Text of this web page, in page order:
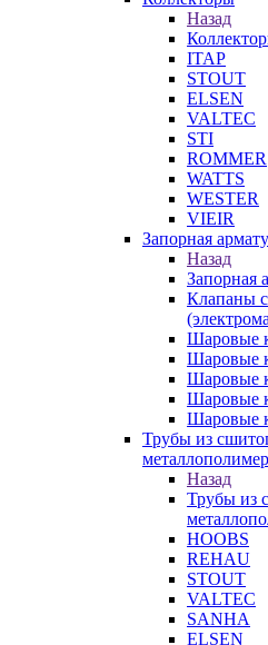
Назад
ITAP
STOUT
ELSEN
VALTEC
STI
ROMMER
WATTS
WESTER
VIEIR
Запорная
Назад
Запорная
Клапаны
Шаровые
Шаровые
Шаровые
Шаровые
Шаровые
Трубы из
Назад
Трубы из
HOOBS
REHAU
STOUT
VALTEC
SANHA
ELSEN